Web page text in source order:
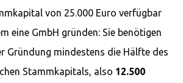
von 25.000 Euro verfügbar
eine GmbH gründen: Sie benötigen
Gründung mindestens die Hälfte des
Stammkapitals, also 12.500